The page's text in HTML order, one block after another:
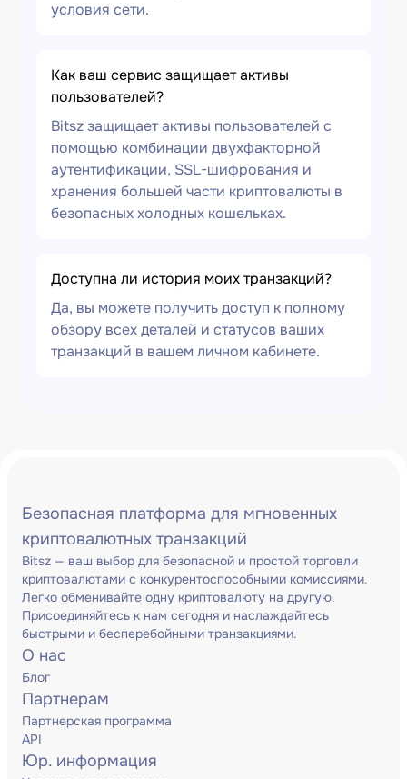
условия сети.
Как ваш сервис защищает активы
пользователей?
Bitsz защищает активы пользователей с
помощью комбинации двухфакторной
аутентификации, SSL-шифрования и
хранения большей части криптовалюты в
безопасных холодных кошельках.
Доступна ли история моих транзакций?
Да, вы можете получить доступ к полному
обзору всех деталей и статусов ваших
транзакций в вашем личном кабинете.
Безопасная платформа для мгновенных
криптовалютных транзакций
Bitsz — ваш выбор для безопасной и простой торговли
криптовалютами с конкурентоспособными комиссиями.
Легко обменивайте одну криптовалюту на другую.
Присоединяйтесь к нам сегодня и наслаждайтесь
быстрыми и бесперебойными транзакциями.
О нас
Блог
Партнерам
Партнерская программа
API
Юр. информация